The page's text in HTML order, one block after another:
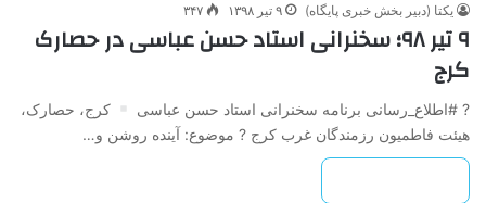
یکتا (دبیر بخش خبری پایگاه) ۹ تیر ۱۳۹۸ ۳۴۷
۹ تیر ۹۸؛ سخنرانی استاد حسن عباسی در حصارک
کرج
? #اطلاع_رسانی برنامه سخنرانی استاد حسن عباسی
کرج، حصارک،
هیئت فاطمیون رزمندگان غرب کرج ? موضوع: آینده روشن و…